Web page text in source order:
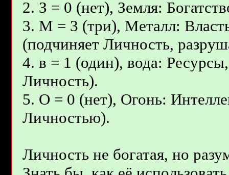
2. З = 0 (нет), Земля:
3. М = 3 (три), Металл:
(подчиняет Личность,
4. в = 1 (один), вода:
Личность).
5. О = 0 (нет), Огонь:
Личностью).
Личность не богатая, но